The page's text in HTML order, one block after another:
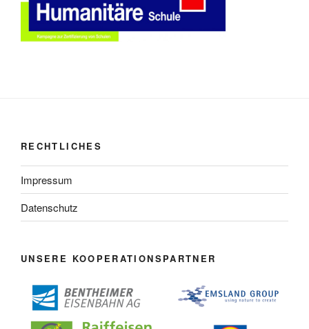
RECHTLICHES
Impressum
Datenschutz
UNSERE KOOPERATIONSPARTNER